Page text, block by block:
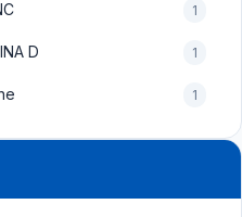
1
D 1
1